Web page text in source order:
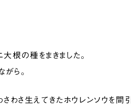
根の種をまきました。
がら。
さわさ生えてきたホウレンソウを間引